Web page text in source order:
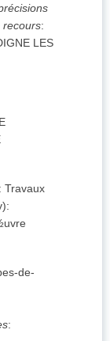
recours:
LES
: Travaux
):
de-
: